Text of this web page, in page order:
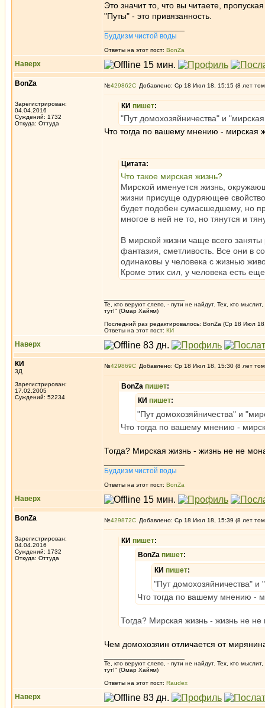
Это значит то, что вы читаете,
"Путы" - это привязанность.
Буддизм чистой воды
Ответы на этот пост: BonZa
Наверх
BonZa
Зарегистрирован:
04.04.2016
Суждений: 1732
Откуда: Oттyдa
№429862 Добавлено: Ср 18 Июл 18, 15:15 (8 лет
КИ пишет:
"Пут домохозяйничества" и
Что тогда по вашему мнению - мирская
Цитата:
Что такое мирская жизнь?
Мирской именуется жизнь,
жизни присуще одуряющее
будет подобен сумасшедшему, но
многое в ней не то, но тянутся и
В мирской жизни чаще всего
фантазия, сметливость. Все они в
одинаковы у человека с жизнью
Кроме этих сил, у человека есть
Те, кто веруют слепо, - пути не найдут. Тех, кто
тут!" (Омар Хайям)
Последний раз редактировалось: BonZa (Ср 18 Июл
Ответы на этот пост: КИ
Наверх
КИ
3Д
Зарегистрирован:
17.02.2005
Суждений: 52234
№429869 Добавлено: Ср 18 Июл 18, 15:30 (8 лет
BonZa пишет:
КИ пишет:
"Пут домохозяйничества" и
Что тогда по вашему мнению -
Тогда? Мирская жизнь - жизнь не не
Буддизм чистой воды
Ответы на этот пост: BonZa
Наверх
BonZa
Зарегистрирован:
04.04.2016
Суждений: 1732
Откуда: Oттyдa
№429872 Добавлено: Ср 18 Июл 18, 15:39 (8 лет
КИ пишет:
BonZa пишет:
КИ пишет:
"Пут домохозяйничества" и
Что тогда по вашему мнению -
Тогда? Мирская жизнь - жизнь не
Чем домохозяин отличается от
Те, кто веруют слепо, - пути не найдут. Тех, кто
тут!" (Омар Хайям)
Ответы на этот пост: Raudex
Наверх